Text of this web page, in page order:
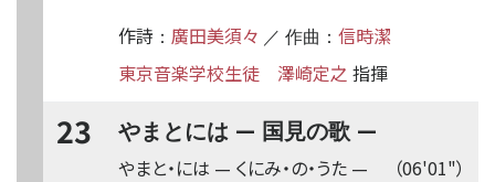
作詩 ： 廣田美須々 ／ 作曲： 信時潔
東京音楽学校生徒
澤崎定之 指揮
23 やまとには — 国見の歌 —
（06'01"）
やまと・には — くにみ・の・うた —